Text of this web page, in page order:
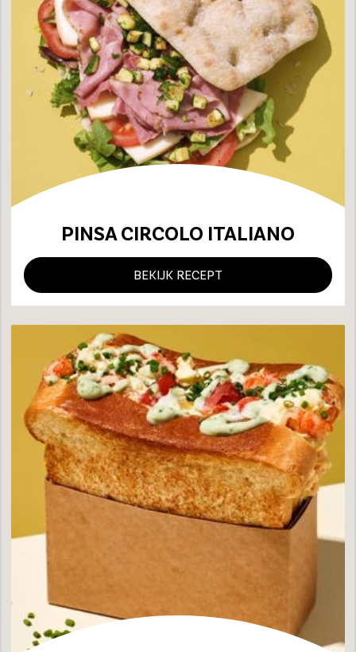
PINSA CIRCOLO ITALIANO
BEKIJK RECEPT